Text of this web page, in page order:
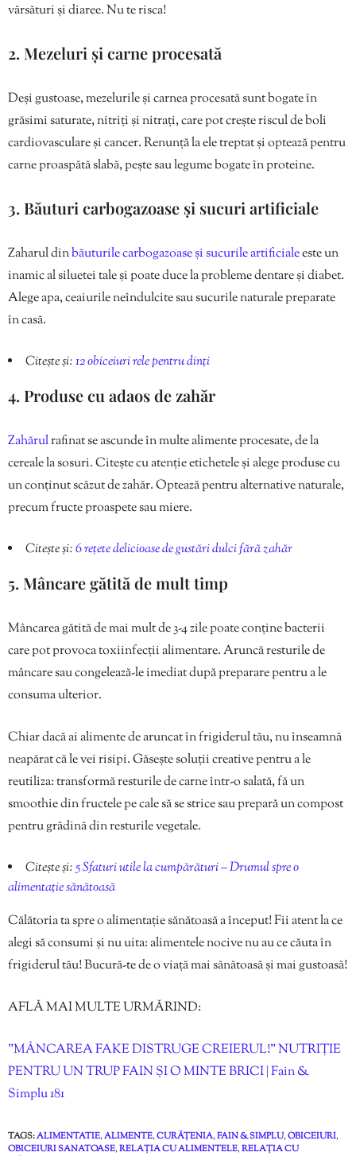
vărsături și diaree. Nu te risca!
2. Mezeluri și carne procesată
Deși gustoase, mezelurile și carnea procesată sunt bogate în
grăsimi saturate, nitriți și nitrați, care pot crește riscul de boli
cardiovasculare și cancer. Renunță la ele treptat și optează pentru
carne proaspătă slabă, pește sau legume bogate în proteine.
3. Băuturi carbogazoase și sucuri artificiale
Zaharul dinbăuturile carbogazoase și sucurile artificialeeste un
inamic al siluetei tale și poate duce la probleme dentare și diabet.
Alege apa, ceaiurile neîndulcite sau sucurile naturale preparate
în casă.
Citește și:12 obiceiuri rele pentru dinți
4. Produse cu adaos de zahăr
Zahărulrafinat se ascunde în multe alimente procesate, de la
cereale la sosuri. Citește cu atenție etichetele și alege produse cu
un conținut scăzut de zahăr. Optează pentru alternative naturale,
precum fructe proaspete sau miere.
Citește și:6 rețete delicioase de gustări dulci fără zahăr
5. Mâncare gătită de mult timp
Mâncarea gătită de mai mult de 3-4 zile poate conține bacterii
care pot provoca toxiinfecții alimentare. Aruncă resturile de
mâncare sau congelează-le imediat după preparare pentru a le
consuma ulterior.
Chiar dacă aialimente de aruncat în frigiderul tău, nu înseamnă
neapărat că le vei risipi. Găsește soluții creative pentru a le
reutiliza: transformă resturile de carne într-o salată, fă un
smoothie din fructele pe cale să se strice sau prepară un compost
pentru grădină din resturile vegetale.
Citește și:5 Sfaturi utile la cumpărături – Drumul spre o
alimentație sănătoasă
Călătoria ta spre o alimentație sănătoasă a început! Fii atent la ce
alegi să consumi și nu uita: alimentele nocive nu au ce căuta în
frigiderul tău! Bucură-te de o viață mai sănătoasă și mai gustoasă!
AFLĂ MAI MULTE URMĂRIND:
”MÂNCAREA FAKE DISTRUGE CREIERUL!” NUTRIȚIE
PENTRU UN TRUP FAIN ȘI O MINTE BRICI | Fain &
Simplu 181
TAGS:ALIMENTATIE,ALIMENTE,CURĂȚENIA,FAIN & SIMPLU,OBICEIURI,
OBICEIURI SANATOASE,RELAȚIA CU ALIMENTELE,RELAȚIA CU